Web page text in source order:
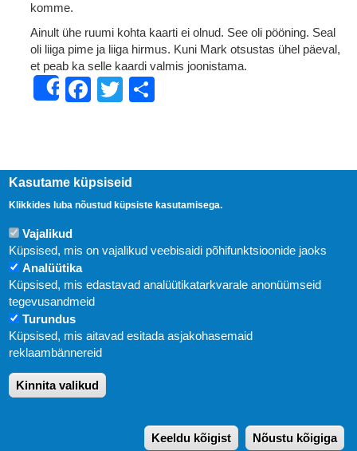
komme.
Ainult ühe ruumi kohta kaarti ei olnud. See oli pööning. Seal
oli liiga pime ja liiga hirmus. Kuni Mark otsustas ühel päeval,
et peab ka selle kaardi valmis joonistama.
ShareFacebook
Twitter
Uudised
KIRJASTUS PEGASUS OÜ © 2020
Paldiski mnt. 29 (A korpus VI korrus), Tallinn
E-post:pegasus[at]pegasus.ee
Kasutame küpsiseid
Klikkides luba nõustud küpsiste kasutamisega.
Vajalikud
Küpsised, mis on vajalikud veebisaidi põhifunktsioonide jaoks
Analüütika
Küpsised, mis edastavad analüütikatarkvarale anonüümseid
tegevusandmeid
Turundus
Küpsised, mis aitavad esitada asjakohasemaid
reklaambännereid
Kinnita valikud
Keeldu kõigist Nõustu kõigiga